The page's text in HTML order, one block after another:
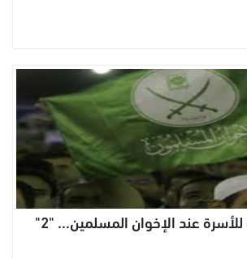
عند الإخوان المسلمين... "2"